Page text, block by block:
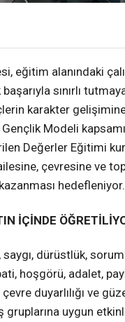
eğitim alanındaki
sınırlı
karakter
Modeli
Değerler Eğitimi
çevresine ve
hedefleniyor.
İÇİNDE
dürüstlük,
hoşgörü, adalet,
duyarlılığı ve
gruplarına uygun